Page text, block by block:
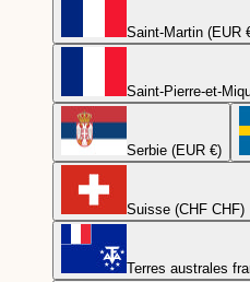
Saint-Martin (EUR
Saint-Pierre-et-
Serbie (EUR €)
Suisse (CHF CHF)
Terres australes